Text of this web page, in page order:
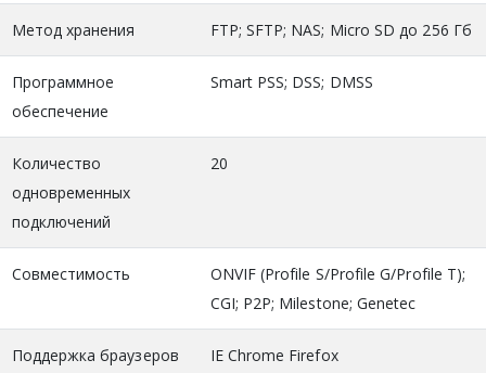
Метод хранения FTP; SFTP; NAS; Micro SD до 256 Гб
Программное
обеспечение
Smart PSS; DSS; DMSS
Количество
одновременных
подключений
20
Совместимость
ONVIF (Profile S/Profile G/Profile T);
CGI; P2P; Milestone; Genetec
Поддержка браузеров IE Chrome Firefox